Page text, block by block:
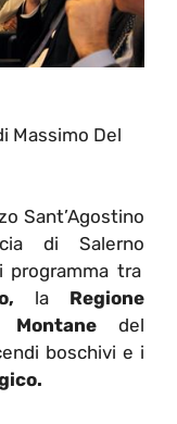
Massimo Del
Sant’Agostino
di Salerno
programma tra
la Regione
Montane del
boschivi e i